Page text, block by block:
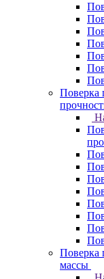
Поверка
Поверка
массы